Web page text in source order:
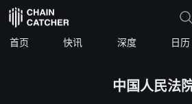
首页 快讯 深度 日历
中国人民法